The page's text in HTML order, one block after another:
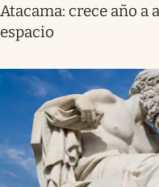
Atacama: crece año a
espacio